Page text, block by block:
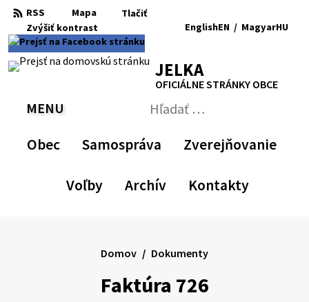
Preskočiť
obsah
RSS
RSS
Mapa
Mapa
Tlačiť
Zvýšiť kontrast
Zvýšiť
kontrast
Zmenšiť
veľkosť
Nastaviť
pôvodnú
veľkosť
písma
veľkosť
písma
EnglishEN
English
/ MagyarHU
Magyar
JELKA
OFICIÁLNE STRÁNKY OBCE
PREPNÚŤ
MENU
Obec Samospráva Zverejňovanie
Voľby Archív Kontakty
Hľadať:
formulár
Faktúra 726
Domov Dokumenty